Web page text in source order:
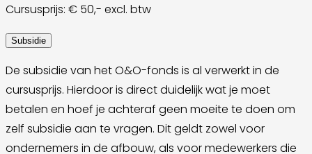
Cursusprijs: € 50,- excl. btw
Subsidie
De subsidie van het O&O-fonds is al verwerkt in de
cursusprijs. Hierdoor is direct duidelijk wat je moet
betalen en hoef je achteraf geen moeite te doen om
zelf subsidie aan te vragen. Dit geldt zowel voor
ondernemers in de afbouw, als voor medewerkers die